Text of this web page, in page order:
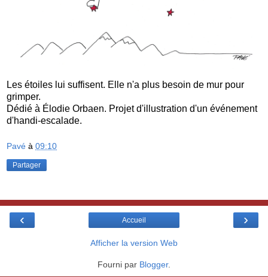
Les étoiles lui suffisent. Elle n'a plus besoin de mur pour
grimper.
Dédié à Élodie Orbaen. Projet d'illustration d'un événement
d'handi-escalade.
Pavé à 09:10
Partager
‹ ›
Accueil
Afficher la version Web
Fourni par Blogger.